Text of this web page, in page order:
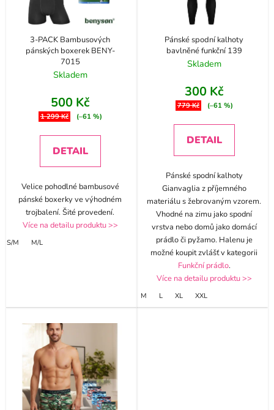
3-PACK Bambusových
pánských boxerek BENY-
7015
Skladem
500 Kč
1 299 Kč (–61 %)
DETAIL
Velice pohodlné bambusové
pánské boxerky ve výhodném
trojbalení. Šité provedení.
Více na detailu produktu >>
S/M M/L
Pánské spodní kalhoty
bavlněné funkční 139
Skladem
300 Kč
779 Kč (–61 %)
DETAIL
Pánské spodní kalhoty
Gianvaglia z příjemného
materiálu s žebrovaným vzorem.
Vhodné na zimu jako spodní
vrstva nebo domů jako domácí
prádlo či pyžamo. Halenu je
možné koupit zvlášť v kategorii
Funkční prádlo.
Více na detailu produktu >>
M L XL XXL